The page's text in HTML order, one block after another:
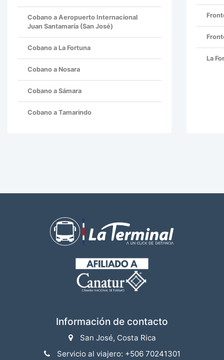
Cobano a Aeropuerto Internacional
Juan Santamaría (San José)
Cobano a La Fortuna
Cobano a Nosara
Cobano a Sámara
Cobano a Tamarindo
La
Información de contacto
San José, Costa Rica
Servicio al viajero: +506 70241301